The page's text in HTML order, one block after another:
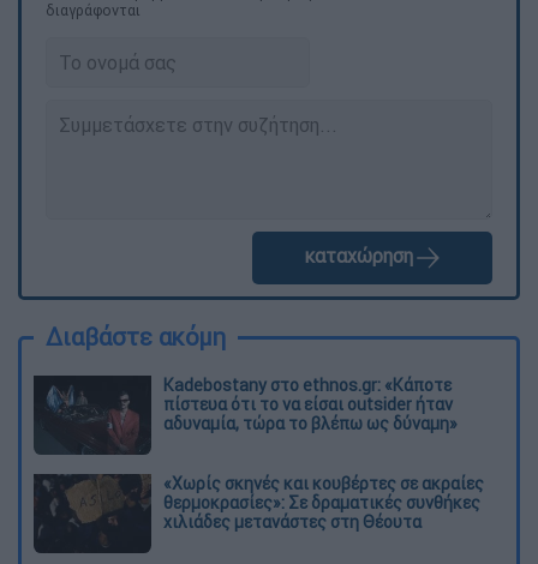
διαγράφονται
καταχώρηση
Διαβάστε ακόμη
Kadebostany στο ethnos.gr: «Κάποτε
πίστευα ότι το να είσαι outsider ήταν
αδυναμία, τώρα το βλέπω ως δύναμη»
«Χωρίς σκηνές και κουβέρτες σε ακραίες
θερμοκρασίες»: Σε δραματικές συνθήκες
χιλιάδες μετανάστες στη Θέουτα